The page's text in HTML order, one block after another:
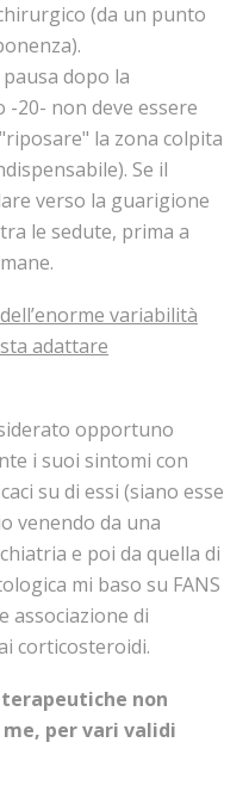
(da un punto
dopo la
20- non deve essere
la zona colpita
Se il
verso la guarigione
le sedute, prima a
variabilità
adattare
opportuno
i suoi sintomi con
su di essi (siano esse
venendo da una
e poi da quella di
mi baso su FANS
associazione di
corticosteroidi.
non
per vari validi